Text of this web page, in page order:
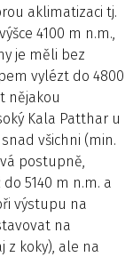
aklimatizaci tj.
4100 m n.m.,
je měli bez
vylézt do 4800
nějakou
Kala Patthar u
všichni (min.
postupně,
5140 m n.m. a
výstupu na
na
koky), ale na